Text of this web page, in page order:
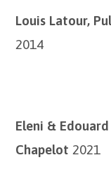
Louis Latour,
Eleni &
Chapelot